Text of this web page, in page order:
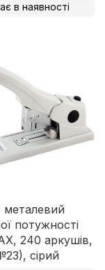
в наявності
металевий
потужності
240 аркушів,
сірий